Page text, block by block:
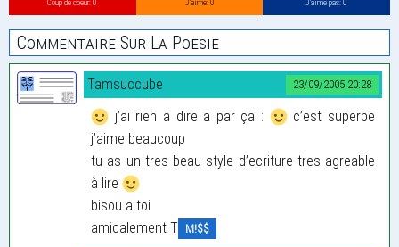
Coup de coeur: 0 J’aime: 0 J’aime pas: 0
Commentaire Sur La Poesie
23/09/2005 20:28
Tamsuccube
j’ai rien a dire a par ça :
c’est superbe
j’aime beaucoup
tu as un tres beau style d’ecriture tres agreable
à lire
bisou a toi
amicalement T M!$$